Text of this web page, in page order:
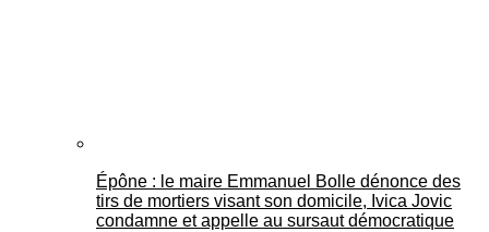
Épône : le maire Emmanuel Bolle dénonce des
tirs de mortiers visant son domicile, Ivica Jovic
condamne et appelle au sursaut démocratique